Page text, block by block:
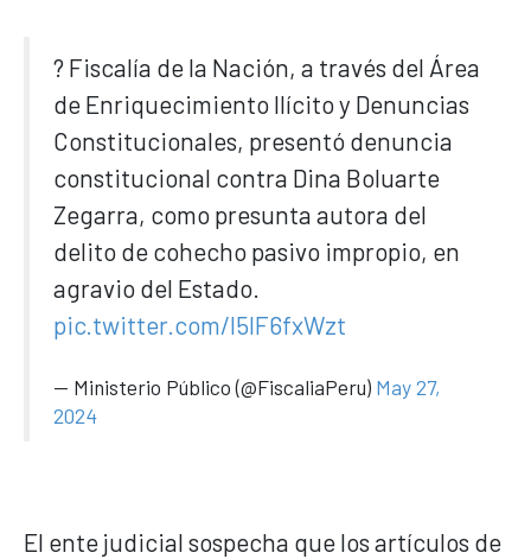
? Fiscalía de la Nación, a través del Área
de Enriquecimiento Ilícito y Denuncias
Constitucionales, presentó denuncia
constitucional contra Dina Boluarte
Zegarra, como presunta autora del
delito de cohecho pasivo impropio, en
agravio del Estado.
pic.twitter.com/l5lF6fxWzt
— Ministerio Público (@FiscaliaPeru) May 27,
2024
El ente judicial sospecha que los artículos de